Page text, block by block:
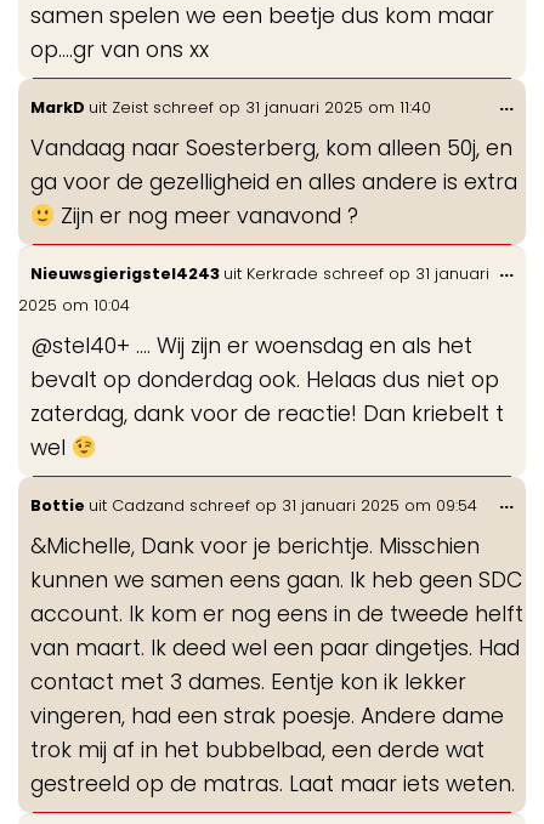
samen spelen we een beetje dus kom maar
op....gr van ons xx
MarkD uit Zeist schreef op 31 januari 2025 om 11:40
Vandaag naar Soesterberg, kom alleen 50j, en
ga voor de gezelligheid en alles andere is extra
Zijn er nog meer vanavond ?
...
Nieuwsgierigstel4243 uit Kerkrade schreef op 31 januari
2025 om 10:04
@stel40+ …. Wij zijn er woensdag en als het
bevalt op donderdag ook. Helaas dus niet op
zaterdag, dank voor de reactie! Dan kriebelt t
wel
...
Bottie uit Cadzand schreef op 31 januari 2025 om 09:54
&Michelle, Dank voor je berichtje. Misschien
kunnen we samen eens gaan. Ik heb geen SDC
account. Ik kom er nog eens in de tweede helft
van maart. Ik deed wel een paar dingetjes. Had
contact met 3 dames. Eentje kon ik lekker
vingeren, had een strak poesje. Andere dame
trok mij af in het bubbelbad, een derde wat
gestreeld op de matras. Laat maar iets weten.
...